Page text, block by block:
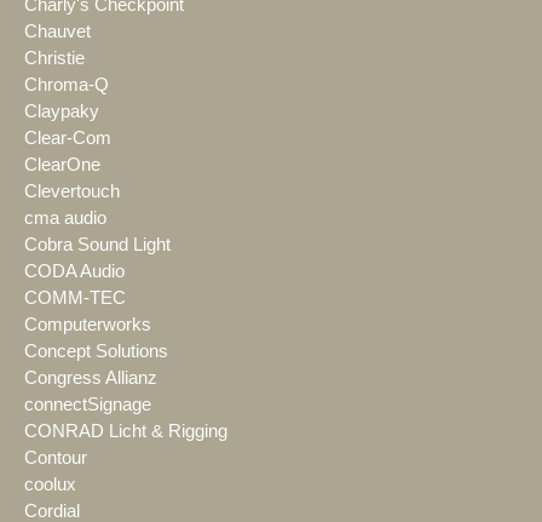
Charly's Checkpoint
Chauvet
Christie
Chroma-Q
Claypaky
Clear-Com
ClearOne
Clevertouch
cma audio
Cobra Sound Light
CODA Audio
COMM-TEC
Computerworks
Concept Solutions
Congress Allianz
connectSignage
CONRAD Licht & Rigging
Contour
coolux
Cordial